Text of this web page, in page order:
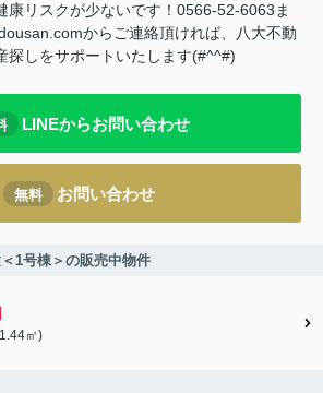
康リスクが少ないです！0566-52-6063ま
からご連絡頂ければ、八大不動
探しをサポートいたします(#^^#)
LINEからお問い合わせ
無料 お問い合わせ
1号棟＞の販売中物件
㎡)